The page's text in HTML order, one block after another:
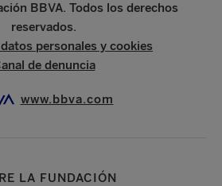
BBVA. Todos los derechos
reservados.
personales y cookies
de denuncia
www.bbva.com
LA FUNDACIÓN